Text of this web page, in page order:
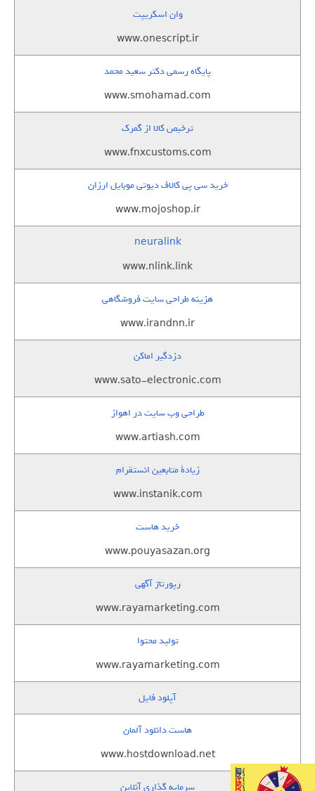
وان اسکریپت
www.onescript.ir
پایگاه رسمی دکتر سعید محمد
www.smohamad.com
ترخیص کالا از گمرک
www.fnxcustoms.com
خرید سی پی کالاف دیوتی موبایل ارزان
www.mojoshop.ir
neuralink
www.nlink.link
هزینه طراحی سایت فروشگاهی
www.irandnn.ir
دزدگیر اماکن
www.sato-electronic.com
طراحی وب سایت در اهواز
www.artiash.com
زيادة متابعين انستقرام
www.instanik.com
خرید هاست
www.pouyasazan.org
رپورتاژ آگهی
www.rayamarketing.com
تولید محتوا
www.rayamarketing.com
آپلود فایل
هاست دانلود آلمان
www.hostdownload.net
سرمایه گذاری آنلاین